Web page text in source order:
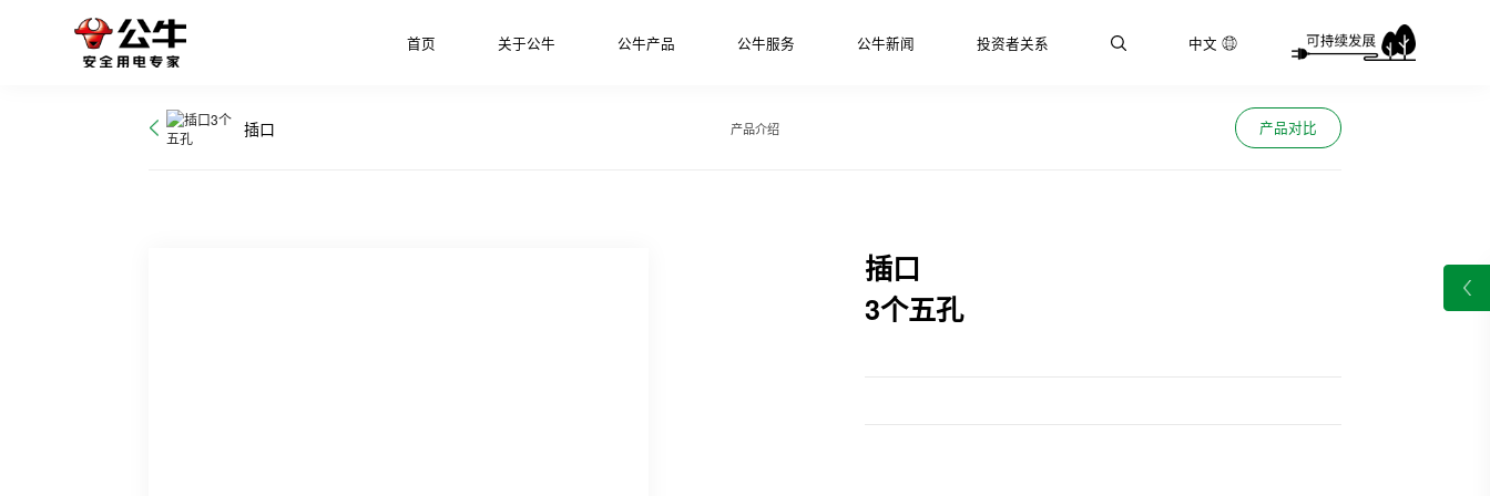
首页 关于公牛 公牛产品 公牛服务 公牛新闻 投资者关系 中文
插口 产品介绍 产品对比
插口
3个五孔